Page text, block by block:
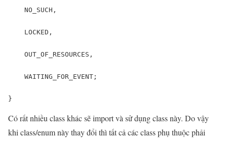
NO_SUCH,
LOCKED,
OUT_OF_RESOURCES,
WAITING_FOR_EVENT;
}
Có rất nhiều class khác sẽ import và sử dụng class này. Do vậy
khi class/enum này thay đổi thì tất cả các class phụ thuộc phải